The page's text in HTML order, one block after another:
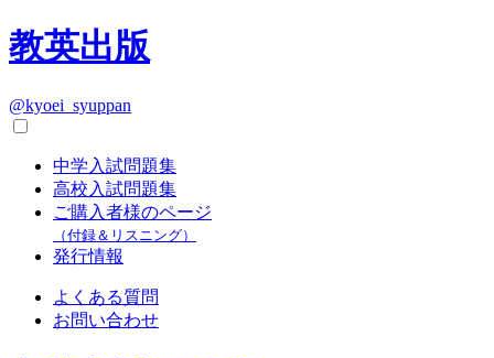
教英出版
@kyoei_syuppan
中学入試問題集
高校入試問題集
ご購入者様のページ
（付録＆リスニング）
発行情報
よくある質問
お問い合わせ